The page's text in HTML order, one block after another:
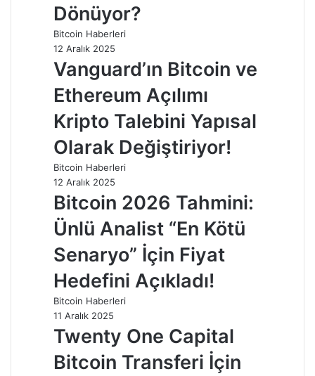
Dönüyor?
Bitcoin Haberleri
12 Aralık 2025
Vanguard’ın Bitcoin ve
Ethereum Açılımı
Kripto Talebini Yapısal
Olarak Değiştiriyor!
Bitcoin Haberleri
12 Aralık 2025
Bitcoin 2026 Tahmini:
Ünlü Analist “En Kötü
Senaryo” İçin Fiyat
Hedefini Açıkladı!
Bitcoin Haberleri
11 Aralık 2025
Twenty One Capital
Bitcoin Transferi İçin